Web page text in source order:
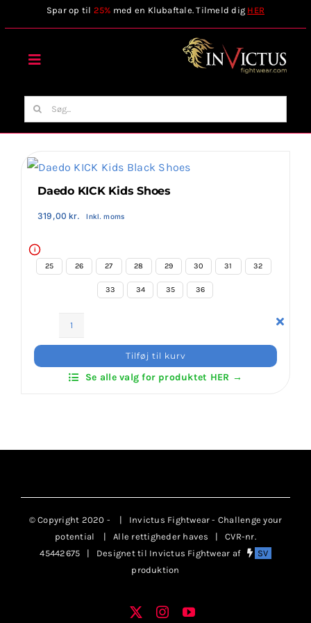
to
Spar op til 25% med en Klubaftale. Tilmeld dig HER
Toggle
Forside
Stilart / Kampsport
Invictus Brands
Klubaftalesider – Find din klub
Brodering / Tryk
Information
Søg
efter:
Daedo KICK Kids Shoes
319,00kr. Inkl. moms
i
25 26 27 28 29 30 31 32
33 34 35 36
Kids
Shoes
Tilføj til kurv
Se alle valg for produktet HER →
© Copyright 2020 -
| Invictus Fightwear - Challenge your
potential
| Alle rettigheder haves | CVR-nr.
45442675 | Designet til Invictus Fightwear af
SV
produktion
Facebook
X InstagramYouTube